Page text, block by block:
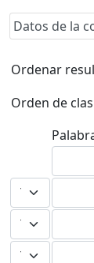
Datos de la
Ordenar
Orden de